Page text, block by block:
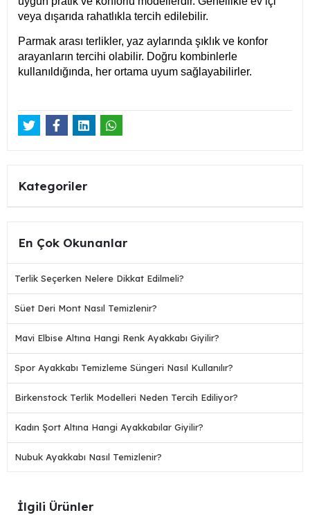
veya dışarıda rahatlıkla tercih edilebilir.
Parmak arası terlikler, yaz aylarında şıklık ve konfor
arayanların tercihi olabilir. Doğru kombinlerle
kullanıldığında, her ortama uyum sağlayabilirler.
Kategoriler
En Çok Okunanlar
Terlik Seçerken Nelere Dikkat Edilmeli?
Süet Deri Mont Nasıl Temizlenir?
Mavi Elbise Altına Hangi Renk Ayakkabı Giyilir?
Spor Ayakkabı Temizleme Süngeri Nasıl Kullanılır?
Birkenstock Terlik Modelleri Neden Tercih Ediliyor?
Kadın Şort Altına Hangi Ayakkabılar Giyilir?
Nubuk Ayakkabı Nasıl Temizlenir?
İlgili Ürünler